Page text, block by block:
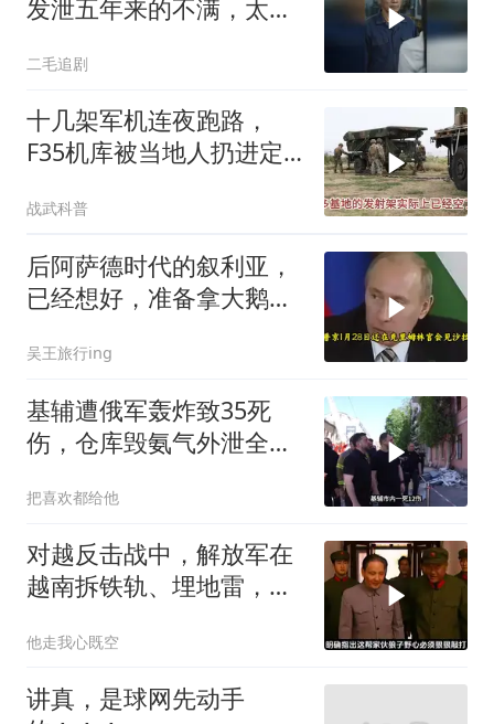
发泄五年来的不满，太解
二毛追剧
十几架军机连夜跑路，
F35机库被当地人扔进定
让人掀了个干净
战武科普
后阿萨德时代的叙利亚，
已经想好，准备拿大鹅石
吴王旅行ing
基辅遭俄军轰炸致35死
伤，仓库毁氨气外泄全城
把喜欢都给他
对越反击战中，解放军在
越南拆铁轨、埋地雷，是
他走我心既空
讲真，是球网先动手